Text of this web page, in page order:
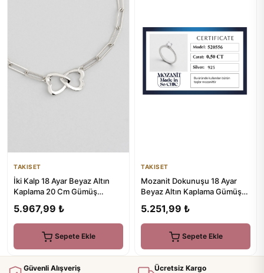
TAKISET
İki Kalp 18 Ayar Beyaz Altın
Kaplama 20 Cm Gümüş
5.967,99 ₺
Sepete Ekle
TAKISET
Mozanit Dokunuşu 18 Ayar
Beyaz Altın Kaplama Gümüş
5.251,99 ₺
Sepete Ekle
Güvenli Alışveriş Ücretsiz Kargo